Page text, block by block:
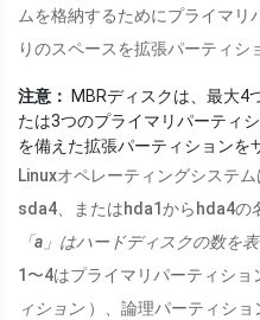
ムを格納するためにプライマ
りのスペースを拡張パーティシ
注意：
MBRディスクは、最大4
たは3つのプライマリパーティ
を備えた拡張パーティションを
Linuxオペレーティングシステ
sda4、またはhda1からhda4の
「a」はハードディスクの数を
1〜4はプライマリパーティショ
ィション ）、論理パーティショ